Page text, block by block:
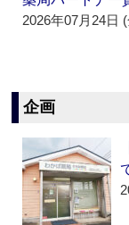
2026年07月24日
企画